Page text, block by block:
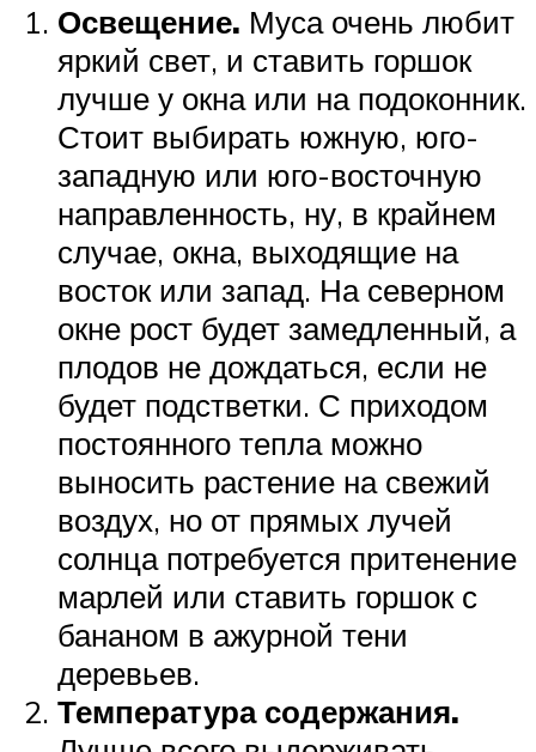
Освещение. Муса очень любит
яркий свет, и ставить горшок
лучше у окна или на подоконник.
Стоит выбирать южную, юго-
западную или юго-восточную
направленность, ну, в крайнем
случае, окна, выходящие на
восток или запад. На северном
окне рост будет замедленный, а
плодов не дождаться, если не
будет подстветки. С приходом
постоянного тепла можно
выносить растение на свежий
воздух, но от прямых лучей
солнца потребуется притенение
марлей или ставить горшок с
бананом в ажурной тени
деревьев.
Температура содержания.